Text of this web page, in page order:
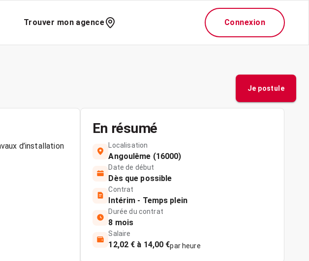
Trouver mon agence Connexion
Je postule
d’installation
En résumé
Localisation
Angoulême (16000)
Date de début
Dès que possible
Contrat
Intérim - Temps plein
Durée du contrat
8 mois
Salaire
12,02 € à 14,00 €par heure